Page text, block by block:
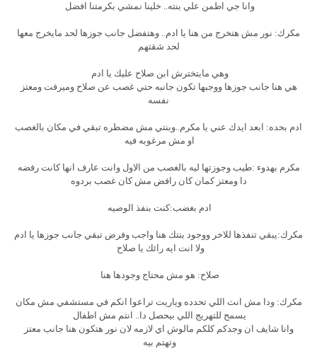
وانا جي اطمن علي بنته.. خلينا نمشي بكرمتنا افضل
مكرك: نور مش هتخرج من هنا يا ادم.. وهتفضل جانب جوزها لحد مايخرج معها
لحد شقتهم
وهي مابتخترش ابن صلاح عليك يا ادم
هي هنا جانب جوزها ووجبها تكون جانبه حتي غصب عن صلاح وميرفت ومعتز
نفسه
ادم بحده: ابعد ايدك عني يا مكرم..وبنتي مش مضطره تبقي في مكان بالغصب
او مش مرغوبه فيه
مكرم بهدوء :طيب وجوزتها ليه بالغصب من الاول وانت عارف انها كانت رفضه
دا ومعتز كمان كان رافض مش كان غصب بردوه
ادم بغضب:كنت بنفذ الوصيه
مكرك:يبقي تنفذها للاخر ووجود بنتك هنا واجب وفرض تبقي جانب جوزها يا ادم
ولا انت ايه رائك يا صلاح
صلاح: هو مش محتاج وجودها هنا
مكرك: ودا مش انت اللي تحدده وياريت تراعوا انكم في مستشفي مش مكان
يسمح للتهريج اللي بيحصل دا.. انتم مش اطفال
وانا شايف ان وجدكم كلكم مالوش اي لازمه لان نور هتكون هنا جانب معتز
وتهتم بيه